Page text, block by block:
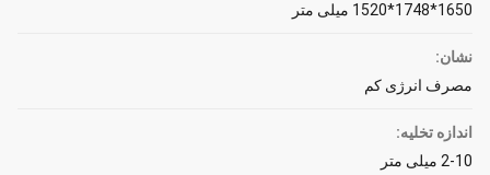
1650*1748*1520 میلی متر
نشان:
مصرف انرژی کم
اندازه تخلیه:
2-10 میلی متر